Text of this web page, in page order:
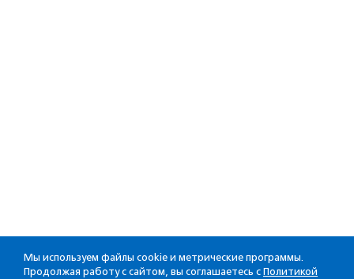
Мы используем файлы cookie и метрические программы.
Продолжая работу с сайтом, вы соглашаетесь с Политикой